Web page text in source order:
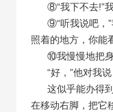
⑧“我下不去!”我
⑨“听我说吧，”
照着的地方，你能
⑩我慢慢地把身
“好，”他对我说
这似乎能办得到
在移动右脚，把它